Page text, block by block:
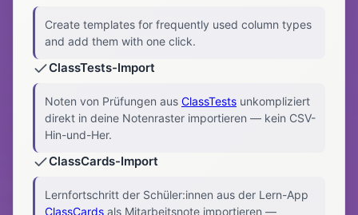
Create templates for frequently used column types
and add them with one click.
ClassTests-Import
Noten von Prüfungen aus ClassTests unkompliziert
direkt in deine Notenraster importieren — kein CSV-
Hin-und-Her.
ClassCards-Import
Lernfortschritt der Schüler:innen aus der Lern-App
ClassCards als Mitarbeitsnote importieren —